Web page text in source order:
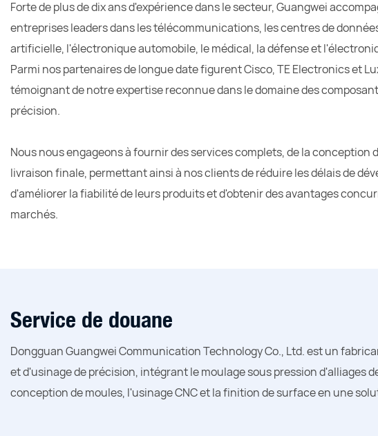
Forte de plus de dix ans d'expérience dans le secteur, Guangwei
entreprises leaders dans les télécommunications, les centres de
artificielle, l'électronique automobile, le médical, la défense et
Parmi nos partenaires de longue date figurent Cisco, TE Electronics et
témoignant de notre expertise reconnue dans le domaine des
précision.
Nous nous engageons à fournir des services complets, de la conception
livraison finale, permettant ainsi à nos clients de réduire les délais de
d'améliorer la fiabilité de leurs produits et d'obtenir des avantages
marchés.
Service de douane
Dongguan Guangwei Communication Technology Co., Ltd. est un
et d'usinage de précision, intégrant le moulage sous pression d'alliages
conception de moules, l'usinage CNC et la finition de surface en une